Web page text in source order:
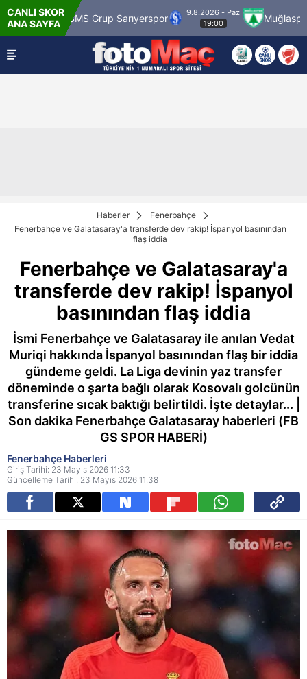
CANLI SKOR
ANA SAYFA
SMS Grup Sarıyerspor
9.8.2026 - Paz
19:00
Muğlaspor Vanspor
Haberler
Fenerbahçe
Fenerbahçe ve Galatasaray'a transferde dev rakip! İspanyol basınından
flaş iddia
Fenerbahçe ve Galatasaray'a
transferde dev rakip! İspanyol
basınından flaş iddia
İsmi Fenerbahçe ve Galatasaray ile anılan Vedat
Muriqi hakkında İspanyol basınından flaş bir iddia
gündeme geldi. La Liga devinin yaz transfer
döneminde o şarta bağlı olarak Kosovalı golcünün
transferine sıcak baktığı belirtildi. İşte detaylar... |
Son dakika Fenerbahçe Galatasaray haberleri (FB
GS SPOR HABERİ)
Fenerbahçe Haberleri
Giriş Tarihi: 23 Mayıs 2026 11:33
Güncelleme Tarihi: 23 Mayıs 2026 11:38